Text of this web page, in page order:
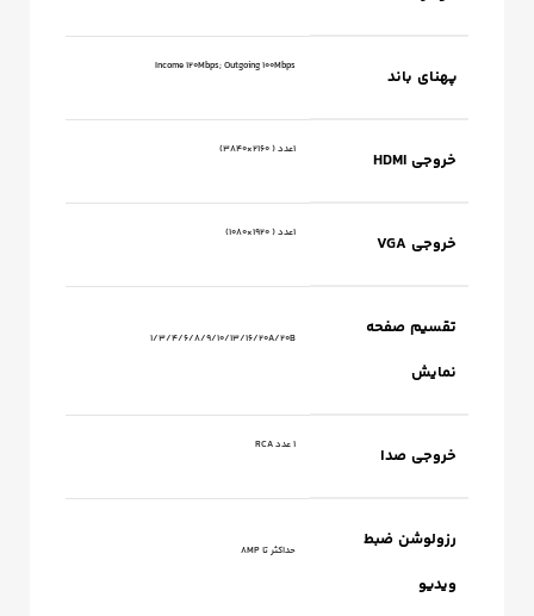
پهنای باند Income 120Mbps; Outgoing 100Mbps
خروجی HDMI ۱عدد ( ۲۱۶۰×۳۸۴۰)
خروجی VGA 1عدد ( 1920×1080)
تقسیم صفحه
نمایش
1/3/4/6/8/9/10/13/16/20A/20B
خروجی صدا 1 عدد RCA
رزولوشن ضبط
ویدیو
حداکثر تا 8MP